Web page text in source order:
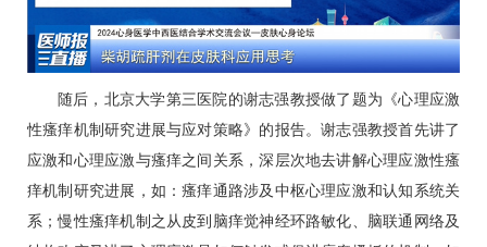
随后，北京大学第三医院的谢志强教授做了题为《心理应激
性瘙痒机制研究进展与应对策略》的报告。谢志强教授首先讲了
应激和心理应激与瘙痒之间关系，深层次地去讲解心理应激性瘙
痒机制研究进展，如：瘙痒通路涉及中枢心理应激和认知系统关
系；慢性瘙痒机制之从皮到脑痒觉神经环路敏化、脑联通网络及